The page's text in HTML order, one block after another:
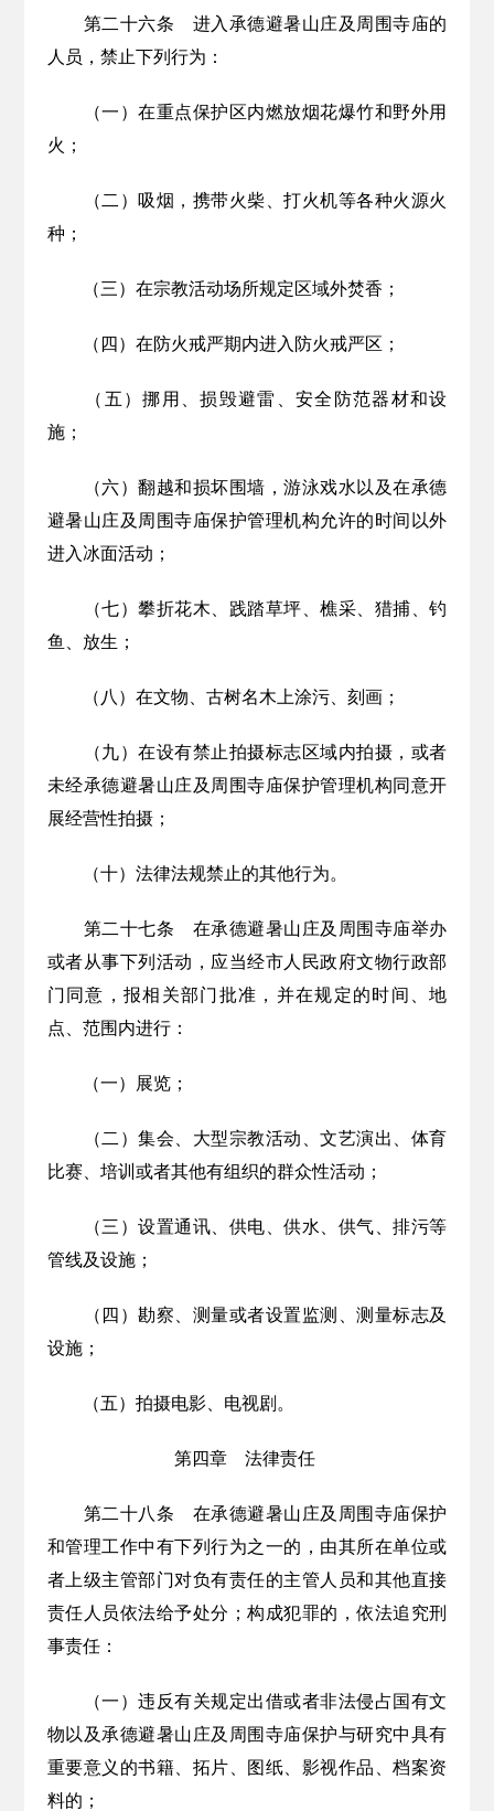
第二十六条 进入承德避暑山庄及周围寺庙的
人员，禁止下列行为：
（一）在重点保护区内燃放烟花爆竹和野外用
火；
（二）吸烟，携带火柴、打火机等各种火源火
种；
（三）在宗教活动场所规定区域外焚香；
（四） 在防火戒严期内进入防火戒严区；
（五）挪用、损毁避雷、安全防范器材和设
施；
（六）翻越和损坏围墙 ，游泳戏水 以及在承德
避暑山庄及周围寺庙保护管理机构允许的时间以外
进入冰面活动；
（七）攀折花木、践踏草坪、樵采、猎捕、钓
鱼、放生；
（八）在文物、古树名木上涂污、刻画；
（九）在设有禁止拍摄标志区域内拍摄， 或者
未经承德避暑山庄及周围寺庙保护管理机构同意开
展经营性拍摄；
（十）法律法规禁止的其他行为。
第二十七条 在承德避暑山庄及周围寺庙举办
或者从事下列活动，应当经市人民政府文物行政部
门同意，报相关部门批准，并在规定的时间、地
点、范围内进行：
（一）展览；
（二）集会、 大型宗教活动、文艺演出、体育
比赛、培训或者其他有组织的群众性活动；
（三）设置通讯、供电、供水、供气、排污等
管线及设施；
（四）勘察、测量或者设置监测、测量标志及
设施；
（五）拍摄电影、电视剧。
第四章 法律责任
第二十八 条 在承德避暑山庄及周围寺庙保护
和管理工作中有下列行为之一的，由其所在单位或
者上级主管部门对负有责任的主管人员和其他直接
责任人员依法给予处分；构成犯罪的，依法追究刑
事责任：
（一）违反有关规定出借或者非法侵占国有文
物以及承德避暑山庄及周围寺庙保护与研究中具有
重要意义的书籍、拓片、图纸、影视作品、档案资
料的；